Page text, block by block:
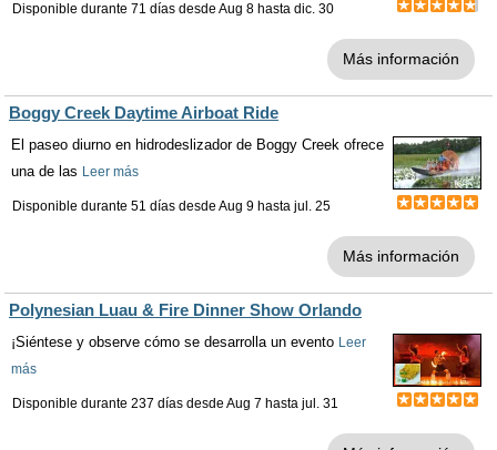
Disponible durante 71 días desde Aug 8 hasta dic. 30
Más información
Boggy Creek Daytime Airboat Ride
El paseo diurno en hidrodeslizador de Boggy Creek ofrece
una de las Leer más
Disponible durante 51 días desde Aug 9 hasta jul. 25
Más información
Polynesian Luau & Fire Dinner Show Orlando
¡Siéntese y observe cómo se desarrolla un evento Leer
más
Disponible durante 237 días desde Aug 7 hasta jul. 31